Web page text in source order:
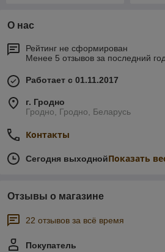
О нас
Рейтинг не сформирован
Менее 5 отзывов за последний
Работает с 01.11.2017
г. Гродно
Гродно, Гродно, Беларусь
Контакты
Сегодня выходнойПоказать
Отзывы о магазине
22 отзывов за всё время
Покупатель